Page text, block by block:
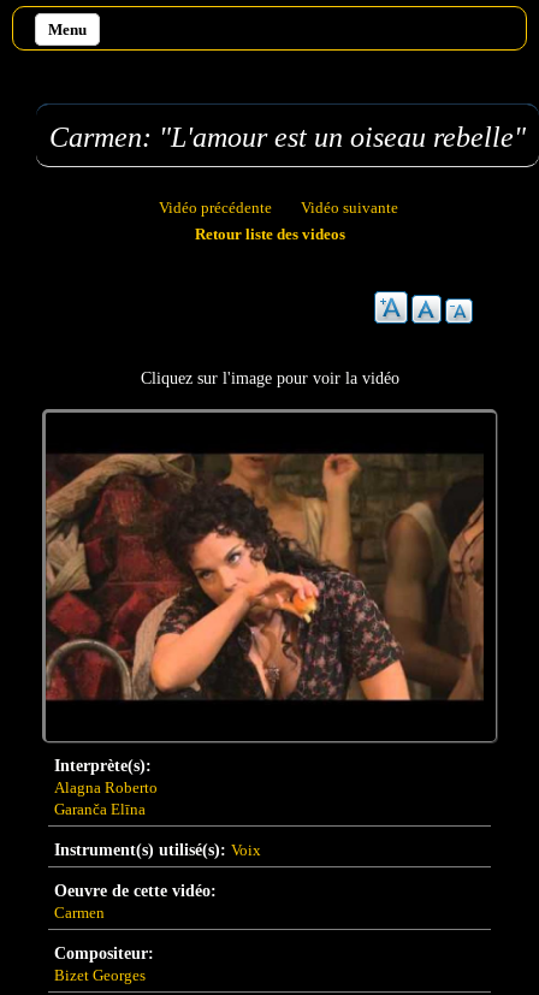
Menu
Carmen: "L'amour est un oiseau rebelle"
Vidéo précédente
Vidéo suivante
Retour liste des videos
Cliquez sur l'image pour voir la vidéo
Interprète(s):
Alagna Roberto
Garanča Elīna
Instrument(s) utilisé(s): Voix
Oeuvre de cette vidéo:
Carmen
Compositeur:
Bizet Georges